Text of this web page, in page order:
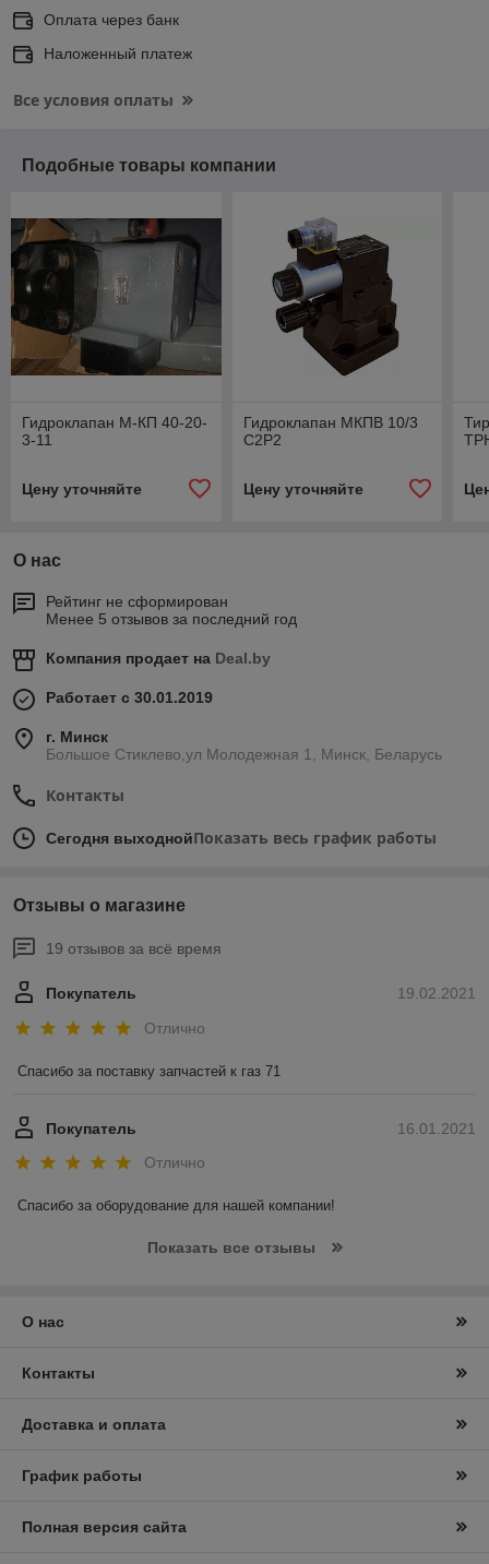
Оплата через банк
Наложенный платеж
Все условия оплаты
Подобные товары компании
Гидроклапан М-КП 40-20-
3-11
Цену уточняйте
Гидроклапан МКПВ 10/3
С2Р2
Цену уточняйте
О нас
Рейтинг не сформирован
Менее 5 отзывов за последний год
Компания продает на Deal.by
Работает с 30.01.2019
г. Минск
Большое Стиклево,ул Молодежная 1, Минск, Беларусь
Контакты
Сегодня выходнойПоказать весь график работы
Отзывы о магазине
19 отзывов за всё время
19.02.2021
Покупатель
Отлично
Спасибо за поставку запчастей к газ 71
16.01.2021
Покупатель
Отлично
Спасибо за оборудование для нашей компании!
Показать все отзывы
О нас
Контакты
Доставка и оплата
График работы
Полная версия сайта